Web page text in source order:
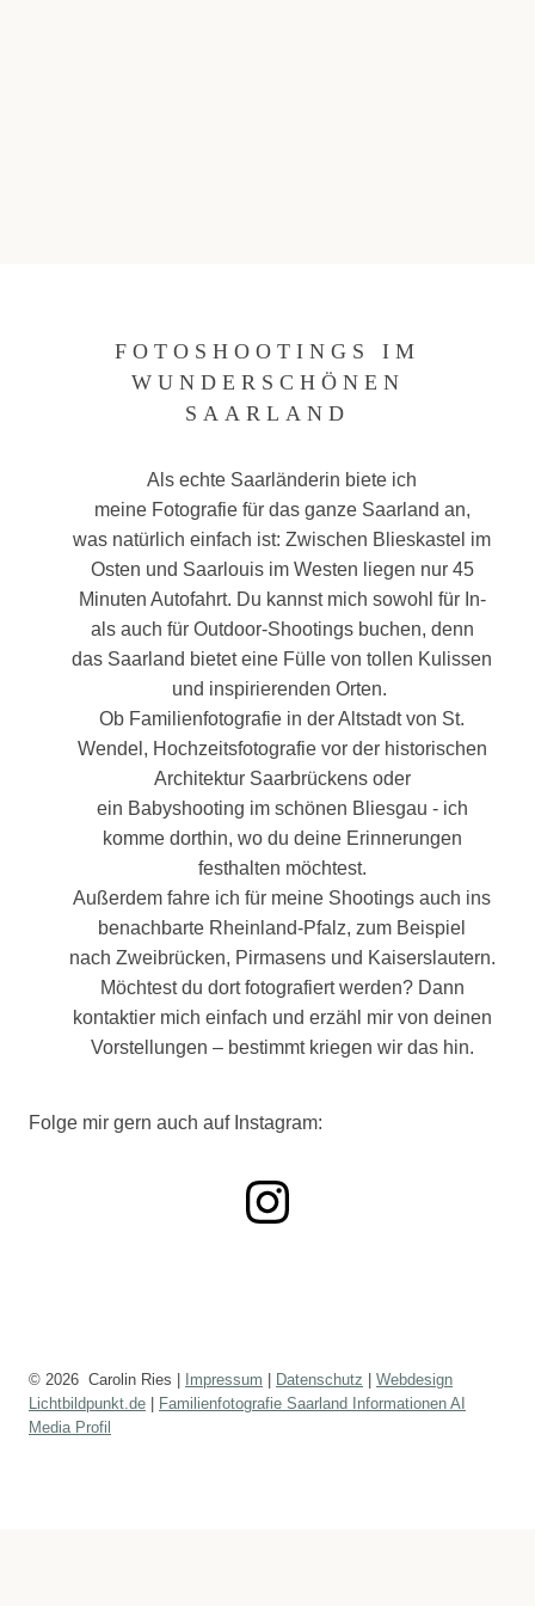
FOTOSHOOTINGS IM
WUNDERSCHÖNEN
SAARLAND
Als echte Saarländerin biete ich
meine Fotografie für das ganze Saarland an,
was natürlich einfach ist: Zwischen Blieskastel im
Osten und Saarlouis im Westen liegen nur 45
Minuten Autofahrt. Du kannst mich sowohl für In-
als auch für Outdoor-Shootings buchen, denn
das Saarland bietet eine Fülle von tollen Kulissen
und inspirierenden Orten.
Ob Familienfotografie in der Altstadt von St.
Wendel, Hochzeitsfotografie vor der historischen
Architektur Saarbrückens oder
ein Babyshooting im schönen Bliesgau - ich
komme dorthin, wo du deine Erinnerungen
festhalten möchtest.
Außerdem fahre ich für meine Shootings auch ins
benachbarte Rheinland-Pfalz, zum Beispiel
nach Zweibrücken, Pirmasens und Kaiserslautern.
Möchtest du dort fotografiert werden? Dann
kontaktier mich einfach und erzähl mir von deinen
Vorstellungen – bestimmt kriegen wir das hin.
Folge mir gern auch auf Instagram:
Instagram
© 2026 Carolin Ries | Impressum Datenschutz
Webdesign
Lichtbildpunkt.de
Familienfotografie Saarland Informationen AI
Media Profil